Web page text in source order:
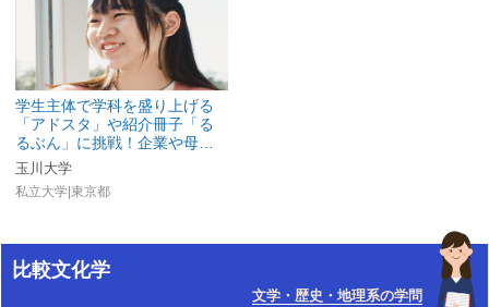
学生主体で学科を盛り上げる
「アドスタ」や紹介冊子「る
るぶん」に挑戦！企業や母…
玉川大学
私立大学|東京都
比較文化学
文学・歴史・地理系の学問